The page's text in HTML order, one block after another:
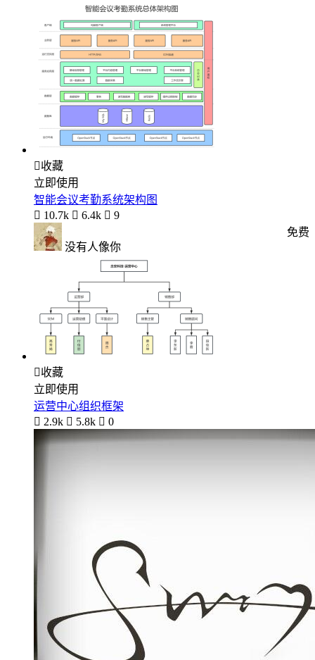
收藏
立即使用
智能会议考勤系统架构图
 10.7k  6.4k  9
没有人像你
免费
收藏
立即使用
运营中心组织框架
 2.9k  5.8k  0